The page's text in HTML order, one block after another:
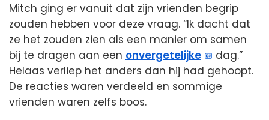
Mitch ging er vanuit dat zijn vrienden begrip
zouden hebben voor deze vraag. “Ik dacht dat
ze het zouden zien als een manier om samen
bij te dragen aan een onvergetelijke
dag.”
Helaas verliep het anders dan hij had gehoopt.
De reacties waren verdeeld en sommige
vrienden waren zelfs boos.